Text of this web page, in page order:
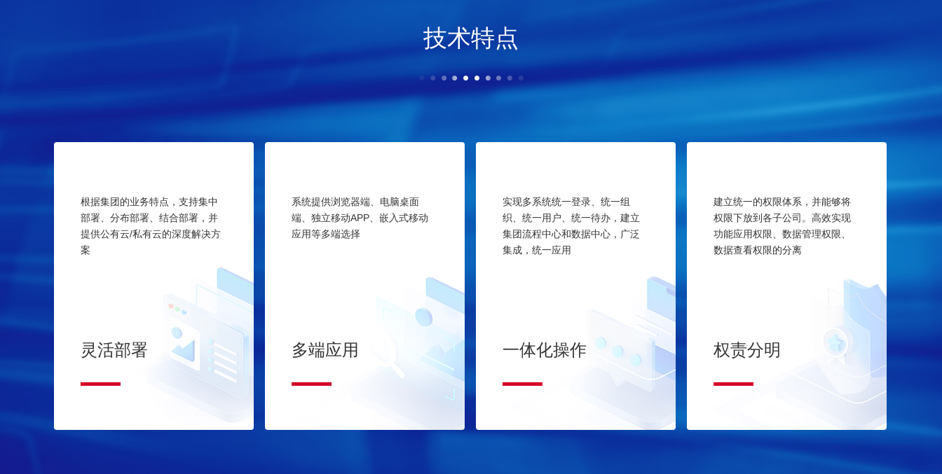
技术特点
根据集团的业务特点，支持集中
部署、分布部署、结合部署，并
提供公有云/私有云的深度解决方
案
灵活部署
系统提供浏览器端、电脑桌面
端、独立移动APP、嵌入式移动
应用等多端选择
多端应用
实现多系统统一登录、统一组
织、统一用户、统一待办，建立
集团流程中心和数据中心，广泛
集成，统一应用
一体化操作
建立统一的权限体系，并能够将
权限下放到各子公司。高效实现
功能应用权限、数据管理权限、
数据查看权限的分离
权责分明